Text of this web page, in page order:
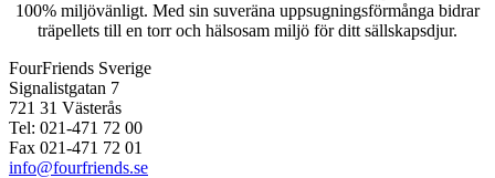
100% miljövänligt. Med sin suveräna uppsugningsförmånga bidrar
träpellets till en torr och hälsosam miljö för ditt sällskapsdjur.
FourFriends Sverige
Signalistgatan 7
721 31 Västerås
Tel: 021-471 72 00
Fax 021-471 72 01
info@fourfriends.se